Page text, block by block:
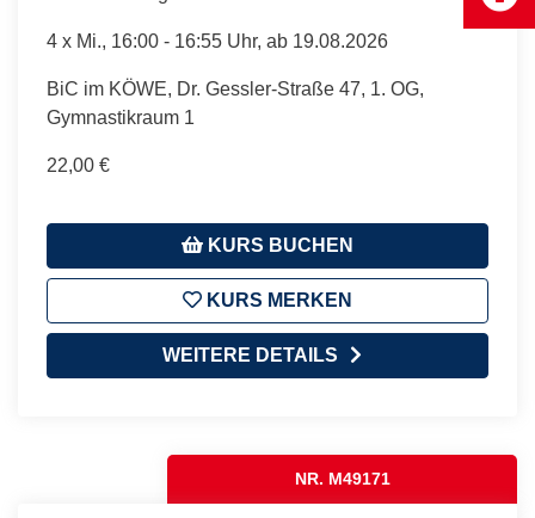
4 x Mi., 16:00 - 16:55 Uhr, ab 19.08.2026
BiC im KÖWE, Dr. Gessler-Straße 47, 1. OG,
Gymnastikraum 1
22,00 €
KURS BUCHEN
KURS MERKEN
WEITERE DETAILS
NR. M49171